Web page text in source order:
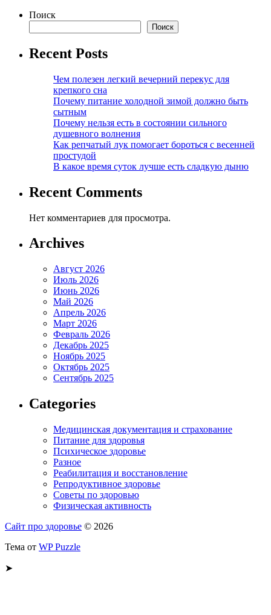
Поиск
Поиск
Recent Posts
Чем полезен легкий вечерний перекус для
крепкого сна
Почему питание холодной зимой должно быть
сытным
Почему нельзя есть в состоянии сильного
душевного волнения
Как репчатый лук помогает бороться с весенней
простудой
В какое время суток лучше есть сладкую дыню
Recent Comments
Нет комментариев для просмотра.
Archives
Август 2026
Июль 2026
Июнь 2026
Май 2026
Апрель 2026
Март 2026
Февраль 2026
Декабрь 2025
Ноябрь 2025
Октябрь 2025
Сентябрь 2025
Categories
Медицинская документация и страхование
Питание для здоровья
Психическое здоровье
Разное
Реабилитация и восстановление
Репродуктивное здоровье
Советы по здоровью
Физическая активность
Сайт про здоровье © 2026
Тема от WP Puzzle
➤